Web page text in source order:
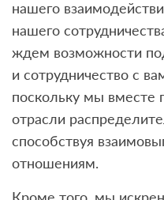
нашего
нашего
ждем возможности
и сотрудничество с
поскольку мы вместе
отрасли
способствуя
отношениям.